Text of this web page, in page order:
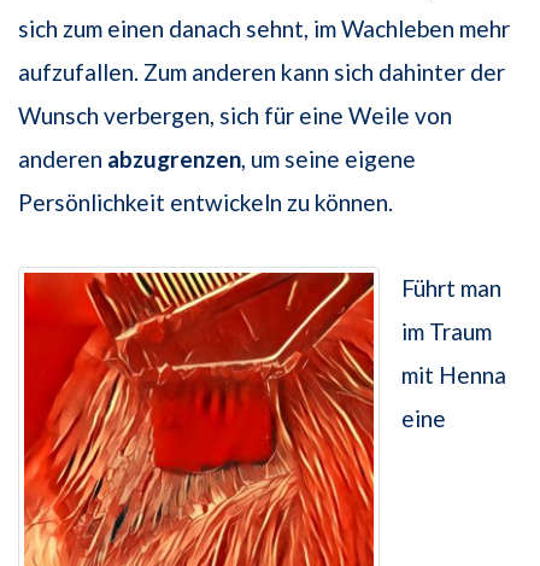
sich zum einen danach sehnt, im Wachleben mehr
aufzufallen. Zum anderen kann sich dahinter der
Wunsch verbergen, sich für eine Weile von
anderen abzugrenzen , um seine eigene
Persönlichkeit entwickeln zu können.
Führt man
im Traum
mit Henna
eine